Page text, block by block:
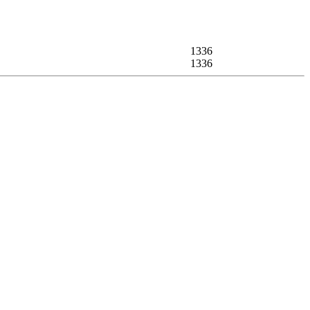
1336
1336